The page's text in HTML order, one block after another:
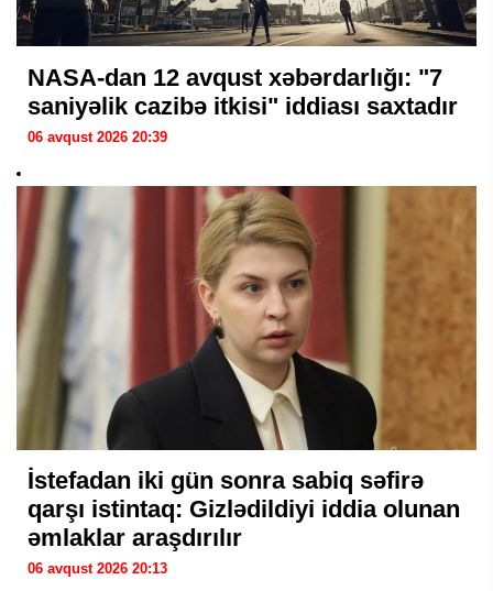
NASA-dan 12 avqust xəbərdarlığı: "7
saniyəlik cazibə itkisi" iddiası saxtadır
06 avqust 2026 20:39
İstefadan iki gün sonra sabiq səfirə
qarşı istintaq: Gizlədildiyi iddia olunan
əmlaklar araşdırılır
06 avqust 2026 20:13